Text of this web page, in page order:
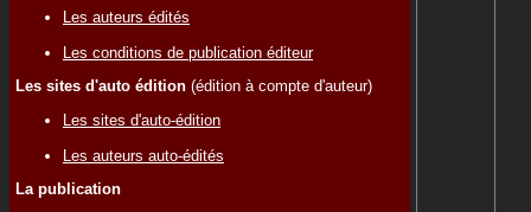
Les auteurs édités
Les conditions de publication éditeur
Les sites d'auto édition (édition à compte d'auteur)
Les sites d'auto-édition
Les auteurs auto-édités
La publication